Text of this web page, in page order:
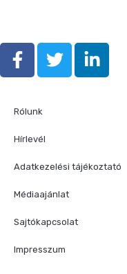
Rólunk
Hírlevél
Adatkezelési tájékoztató
Médiaajánlat
Sajtókapcsolat
Impresszum